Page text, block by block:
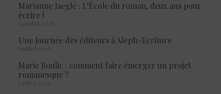
Marianne Jaeglé : L’École du roman, deux ans pour
écrire !
14 juillet 2026
Une Journée des éditeurs à Aleph-Ecriture
5 juillet 2026
Marie Boulic : comment faire émerger un projet
romanesque ?
5 juillet 2026